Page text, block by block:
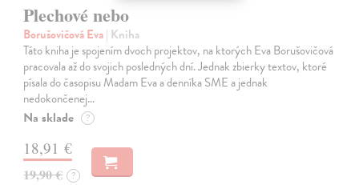
Plechové nebo
Borušovičová Eva| Kniha
Táto kniha je spojením dvoch projektov, na ktorých Eva Borušovičová
pracovala až do svojich posledných dní. Jednak zbierky textov, ktoré
písala do časopisu Madam Eva a denníka SME a jednak
nedokončenej…
Na sklade ?
18,91 €
19,90 € ?